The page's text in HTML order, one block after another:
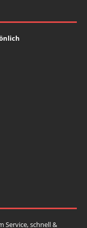
Service, schnell &